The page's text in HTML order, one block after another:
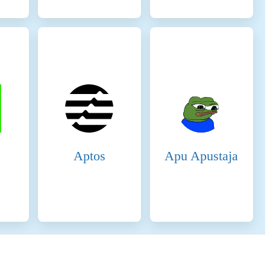
in certified test laboratories. When calculating the energy
Identifier (FFG DTI) to determine all implementations of the asset
Aptos Apu Apustaja